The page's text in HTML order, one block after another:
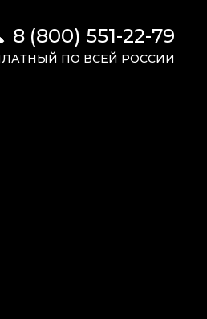
8 (800) 551-22-79
ПО ВСЕЙ РОССИИ